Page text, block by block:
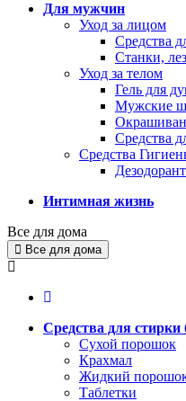
Для мужчин
Уход за лицом
Средства
Станки,
Уход за телом
Гель для
Мужские
Средства
Средства
Интимная жизнь
Все для дома
Все для дома
Средства для стирки
Сухой порошок
Крахмал
Жидкий
Таблетки